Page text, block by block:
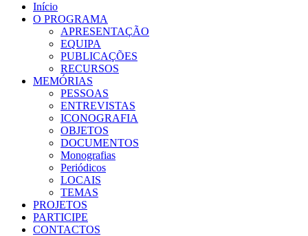
Início
O PROGRAMA
APRESENTAÇÃO
EQUIPA
PUBLICAÇÕES
RECURSOS
MEMÓRIAS
PESSOAS
ENTREVISTAS
ICONOGRAFIA
OBJETOS
DOCUMENTOS
Monografias
Periódicos
LOCAIS
TEMAS
PROJETOS
PARTICIPE
CONTACTOS